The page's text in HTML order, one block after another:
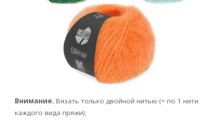
Внимание. Вязать только двойной нитью (= по 1 нити
каждого вида пряжи).